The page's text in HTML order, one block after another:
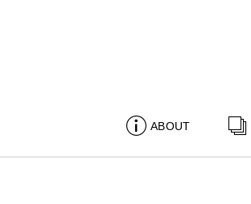
ABOUT